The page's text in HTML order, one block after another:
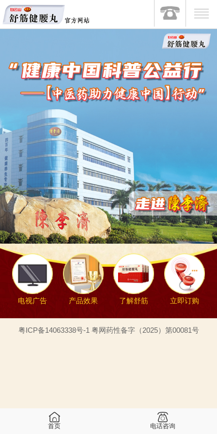
电视广告 产品效果 了解舒筋 立即订购
粤ICP备14063338号-1 粤网药性备字（2025）第00081号
首页 电话咨询